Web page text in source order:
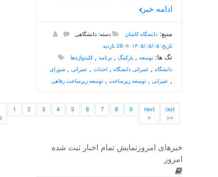
ادامه خبر
منبع:دانشگاه کاشان
دسته: دانشگاهی
تاریخ: ۱۴۰۵/۰۵/۰۵
26 بازدید
تگ ها:توسعه , پارکینگ , برنامه ,کلیدواژه‌ها
دانشگاه , عمرانی دانشگاه , احداث , عمرانی ,شورای
عمرانی ,توسعه زیرساخت ,توسعه زیرساخت رفاهی ,
1 2 3 4 5 6 7 8 9
next
>
last
>>
خبرهای امروز نمایش تمام اخبار ثبت شده
امروز